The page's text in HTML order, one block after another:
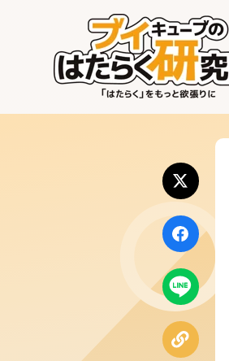
はたらく業界
はたらく部署